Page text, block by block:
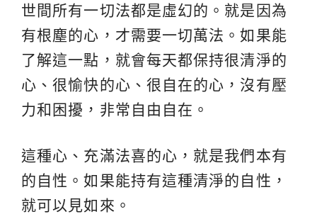
世間所有一切法都是虛幻的。就是因為
有根塵的心，才需要一切萬法。如果能
了解這一點，就會每天都保持很清淨的
心、很愉快的心、很自在的心，沒有壓
力和困擾，非常自由自在。
這種心、充滿法喜的心，就是我們本有
的自性。如果能持有這種清淨的自性，
就可以見如來。